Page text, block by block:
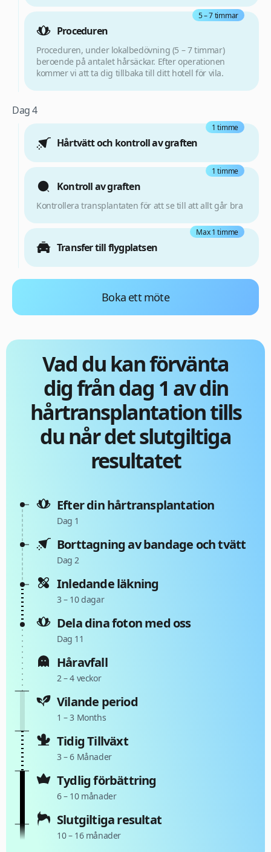
5 – 7 timmar
Proceduren
Proceduren, under lokalbedövning (5 – 7 timmar)
beroende på antalet hårsäckar. Efter operationen
kommer vi att ta dig tillbaka till ditt hotell för vila.
Dag 4
1 timme
Hårtvätt och kontroll av graften
1 timme
Kontroll av graften
Kontrollera transplantaten för att se till att allt går bra
Max 1 timme
Transfer till flygplatsen
Boka ett möte
Vad du kan förvänta
dig från dag 1 av din
hårtransplantation tills
du når det slutgiltiga
resultatet
Efter din hårtransplantation
Dag 1
Borttagning av bandage och tvätt
Dag 2
Inledande läkning
3 – 10 dagar
Dela dina foton med oss
Dag 11
Håravfall
2 – 4 veckor
Vilande period
1 – 3 Months
Tidig Tillväxt
3 – 6 Månader
Tydlig förbättring
6 – 10 månader
Slutgiltiga resultat
10 – 16 månader